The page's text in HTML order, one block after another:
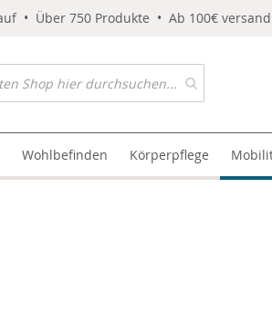
• Über 750 Produkte • Ab 100€
Wohlbefinden Körperpflege